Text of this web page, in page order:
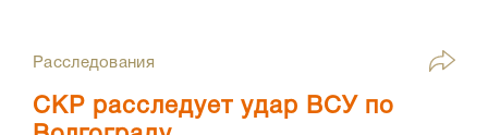
Расследования
СКР расследует удар ВСУ по